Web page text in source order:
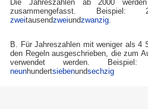
Die Jahreszahlen ab 2000
zusammengefasst.
zweitausendzweiundzwanzig
B. Für Jahreszahlen mit weniger als 4
den Regeln ausgeschrieben, die zum
verwendet werden.
neunhundertsiebenundsechzig